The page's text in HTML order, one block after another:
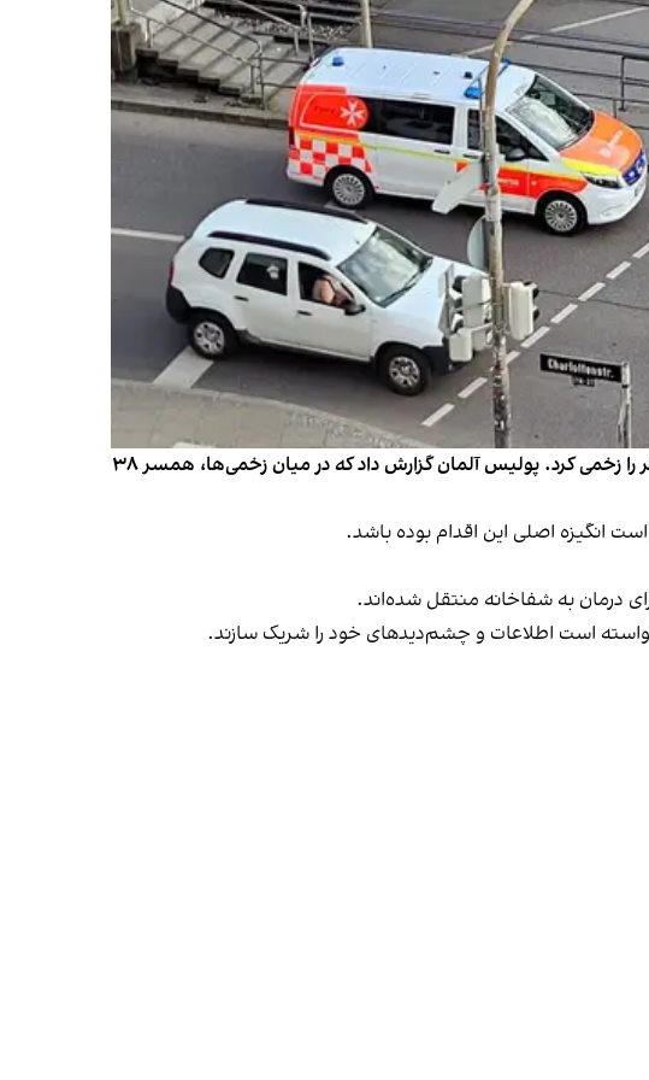
مردی ۴۸ ساله عصر روز شنبه در شهر پاساو در ایالت بایرن آلمان، با موتر به گروهی از عابران پیاده حمله و پنج نفر را زخمی کرد. پولیس آلمان گزارش داد که در میان زخمی‌ها، همسر ۳۸
انگیزه اصلی این اقدام بوده باشد.
درمان به شفاخانه منتقل شده‌اند.
است اطلاعات و چشم‌دیدهای خود را شریک سازند.